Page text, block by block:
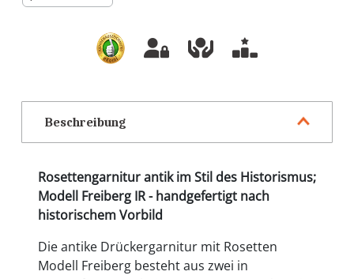
Beschreibung
Rosettengarnitur antik im Stil des Historismus;
Modell Freiberg IR - handgefertigt nach
historischem Vorbild
Die antike Drückergarnitur mit Rosetten
Modell Freiberg besteht aus zwei in